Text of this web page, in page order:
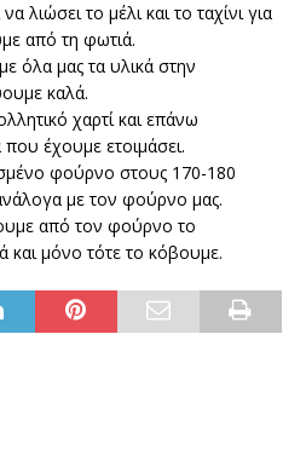
λιώσει το μέλι και το ταχίνι για
από τη φωτιά.
όλα μας τα υλικά στην
καλά.
χαρτί και επάνω
έχουμε ετοιμάσει.
φούρνο στους 170-180
με τον φούρνο μας.
από τον φούρνο το
μόνο τότε το κόβουμε.